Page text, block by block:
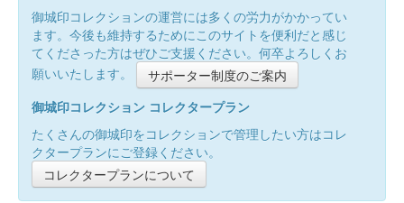
御城印コレクションの運営には多くの労力がかかってい
ます。今後も維持するためにこのサイトを便利だと感じ
てくださった方はぜひご支援ください。何卒よろしくお
願いいたします。
サポーター制度のご案内
御城印コレクション コレクタープラン
たくさんの御城印をコレクションで管理したい方はコレ
クタープランにご登録ください。
コレクタープランについて